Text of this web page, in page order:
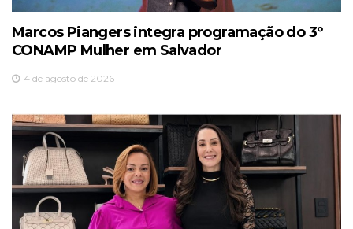
Marcos Piangers integra programação do 3º
CONAMP Mulher em Salvador
4 de agosto de 2026